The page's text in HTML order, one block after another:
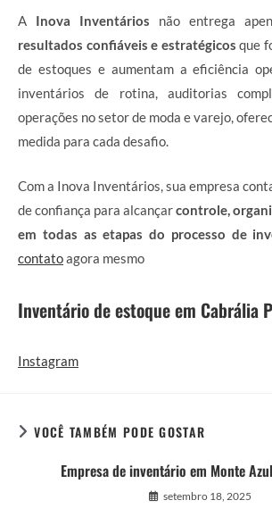
A Inova Inventários não entrega
resultados confiáveis e estratégicos que
de estoques e aumentam a eficiência
inventários de rotina, auditorias
operações no setor de moda e varejo,
medida para cada desafio.
Com a Inova Inventários, sua empresa
de confiança para alcançarcontrole,
em todas as etapas do processo de
contatoagora mesmo
Inventário de estoque em Cabrália
Instagram
VOCÊ TAMBÉM PODE GOSTAR
Empresa de inventário em Monte
setembro 18, 2025